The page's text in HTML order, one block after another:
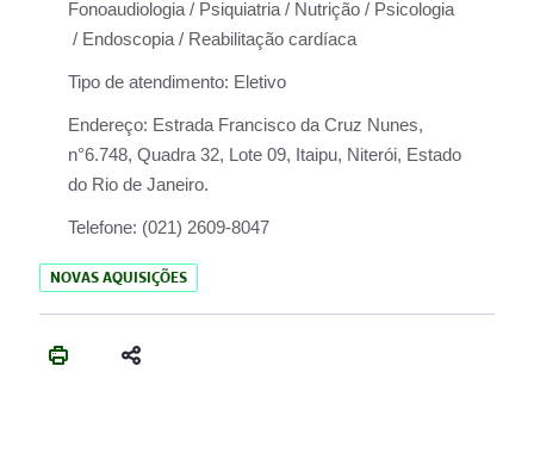
Fonoaudiologia / Psiquiatria / Nutrição / Psicologia
/ Endoscopia / Reabilitação cardíaca
Tipo de atendimento: Eletivo
Endereço: Estrada Francisco da Cruz Nunes,
n°6.748, Quadra 32, Lote 09, Itaipu, Niterói, Estado
do Rio de Janeiro.
Telefone: (021) 2609-8047
NOVAS AQUISIÇÕES